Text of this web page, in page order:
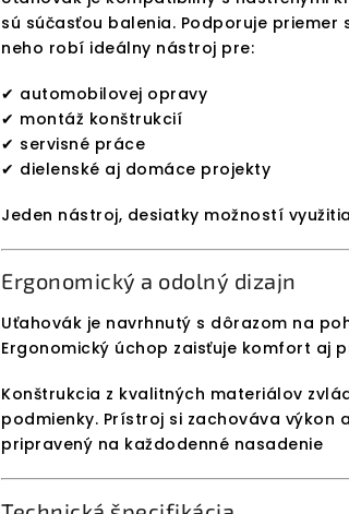
sú súčasťou balenia. Podporuje priemer
neho robí ideálny nástroj pre:
✔ automobilovej opravy
✔ montáž konštrukcií
✔ servisné práce
✔ dielenské aj domáce projekty
Jeden nástroj, desiatky možností využitia
Ergonomický a odolný dizajn
Uťahovák je navrhnutý s dôrazom na
Ergonomický úchop zaisťuje komfort aj
Konštrukcia z kvalitných materiálov
podmienky. Prístroj si zachováva výkon
pripravený na každodenné nasadenie